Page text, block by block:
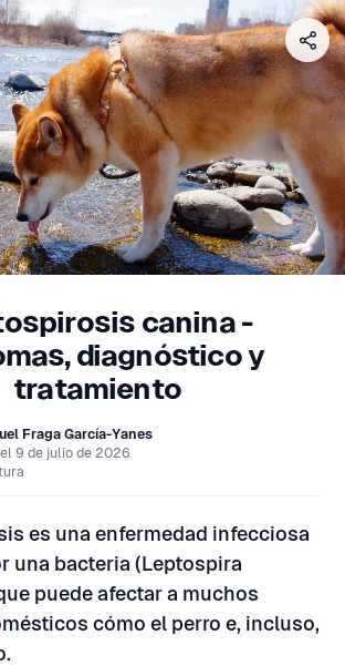
canina -
diagnóstico y
tratamiento
Fraga García-Yanes
9 de julio de 2026
es una enfermedad infecciosa
una bacteria (Leptospira
puede afectar a muchos
cómo el perro e, incluso,